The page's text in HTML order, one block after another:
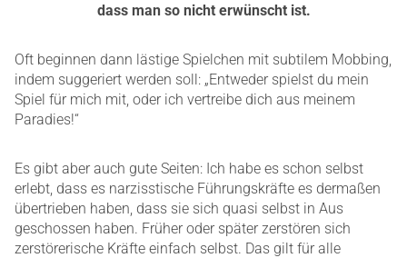
dass man so nicht erwünscht ist.
Oft beginnen dann lästige Spielchen mit subtilem Mobbing,
indem suggeriert werden soll: „Entweder spielst du mein
Spiel für mich mit, oder ich vertreibe dich aus meinem
Paradies!“
Es gibt aber auch gute Seiten: Ich habe es schon selbst
erlebt, dass es narzisstische Führungskräfte es dermaßen
übertrieben haben, dass sie sich quasi selbst in Aus
geschossen haben. Früher oder später zerstören sich
zerstörerische Kräfte einfach selbst. Das gilt für alle